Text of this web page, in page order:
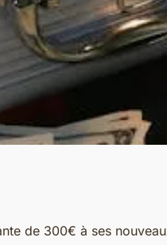
de 300€ à ses